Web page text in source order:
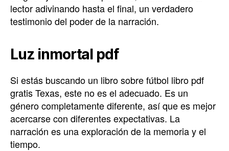
lector adivinando hasta el final, un verdadero
testimonio del poder de la narración.
Luz inmortal pdf
Si estás buscando un libro sobre fútbol libro pdf
gratis Texas, este no es el adecuado. Es un
género completamente diferente, así que es mejor
acercarse con diferentes expectativas. La
narración es una exploración de la memoria y el
tiempo.